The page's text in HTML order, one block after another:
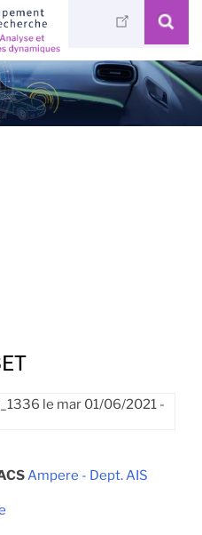
le mar 01/06/2021 -
Ampere - Dept. AIS